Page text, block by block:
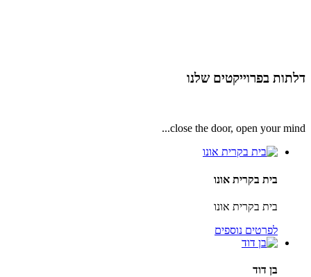
דלתות בפרוייקטים שלנו
close the door, open your mind...
בית בקרית אונו
בית בקרית אונו
לפרטים נוספים
בן דוד